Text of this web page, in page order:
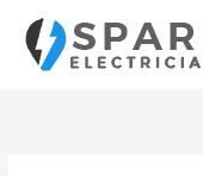
contenido